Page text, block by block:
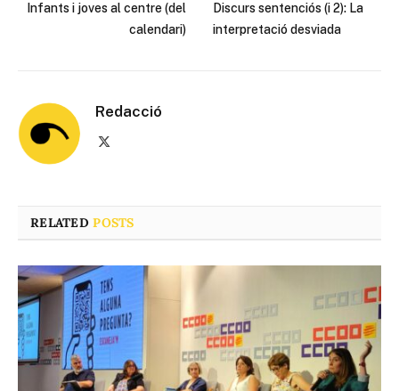
Infants i joves al centre (del
calendari)
Discurs sentenciós (i 2): La
interpretació desviada
Redacció
RELATEDPOSTS